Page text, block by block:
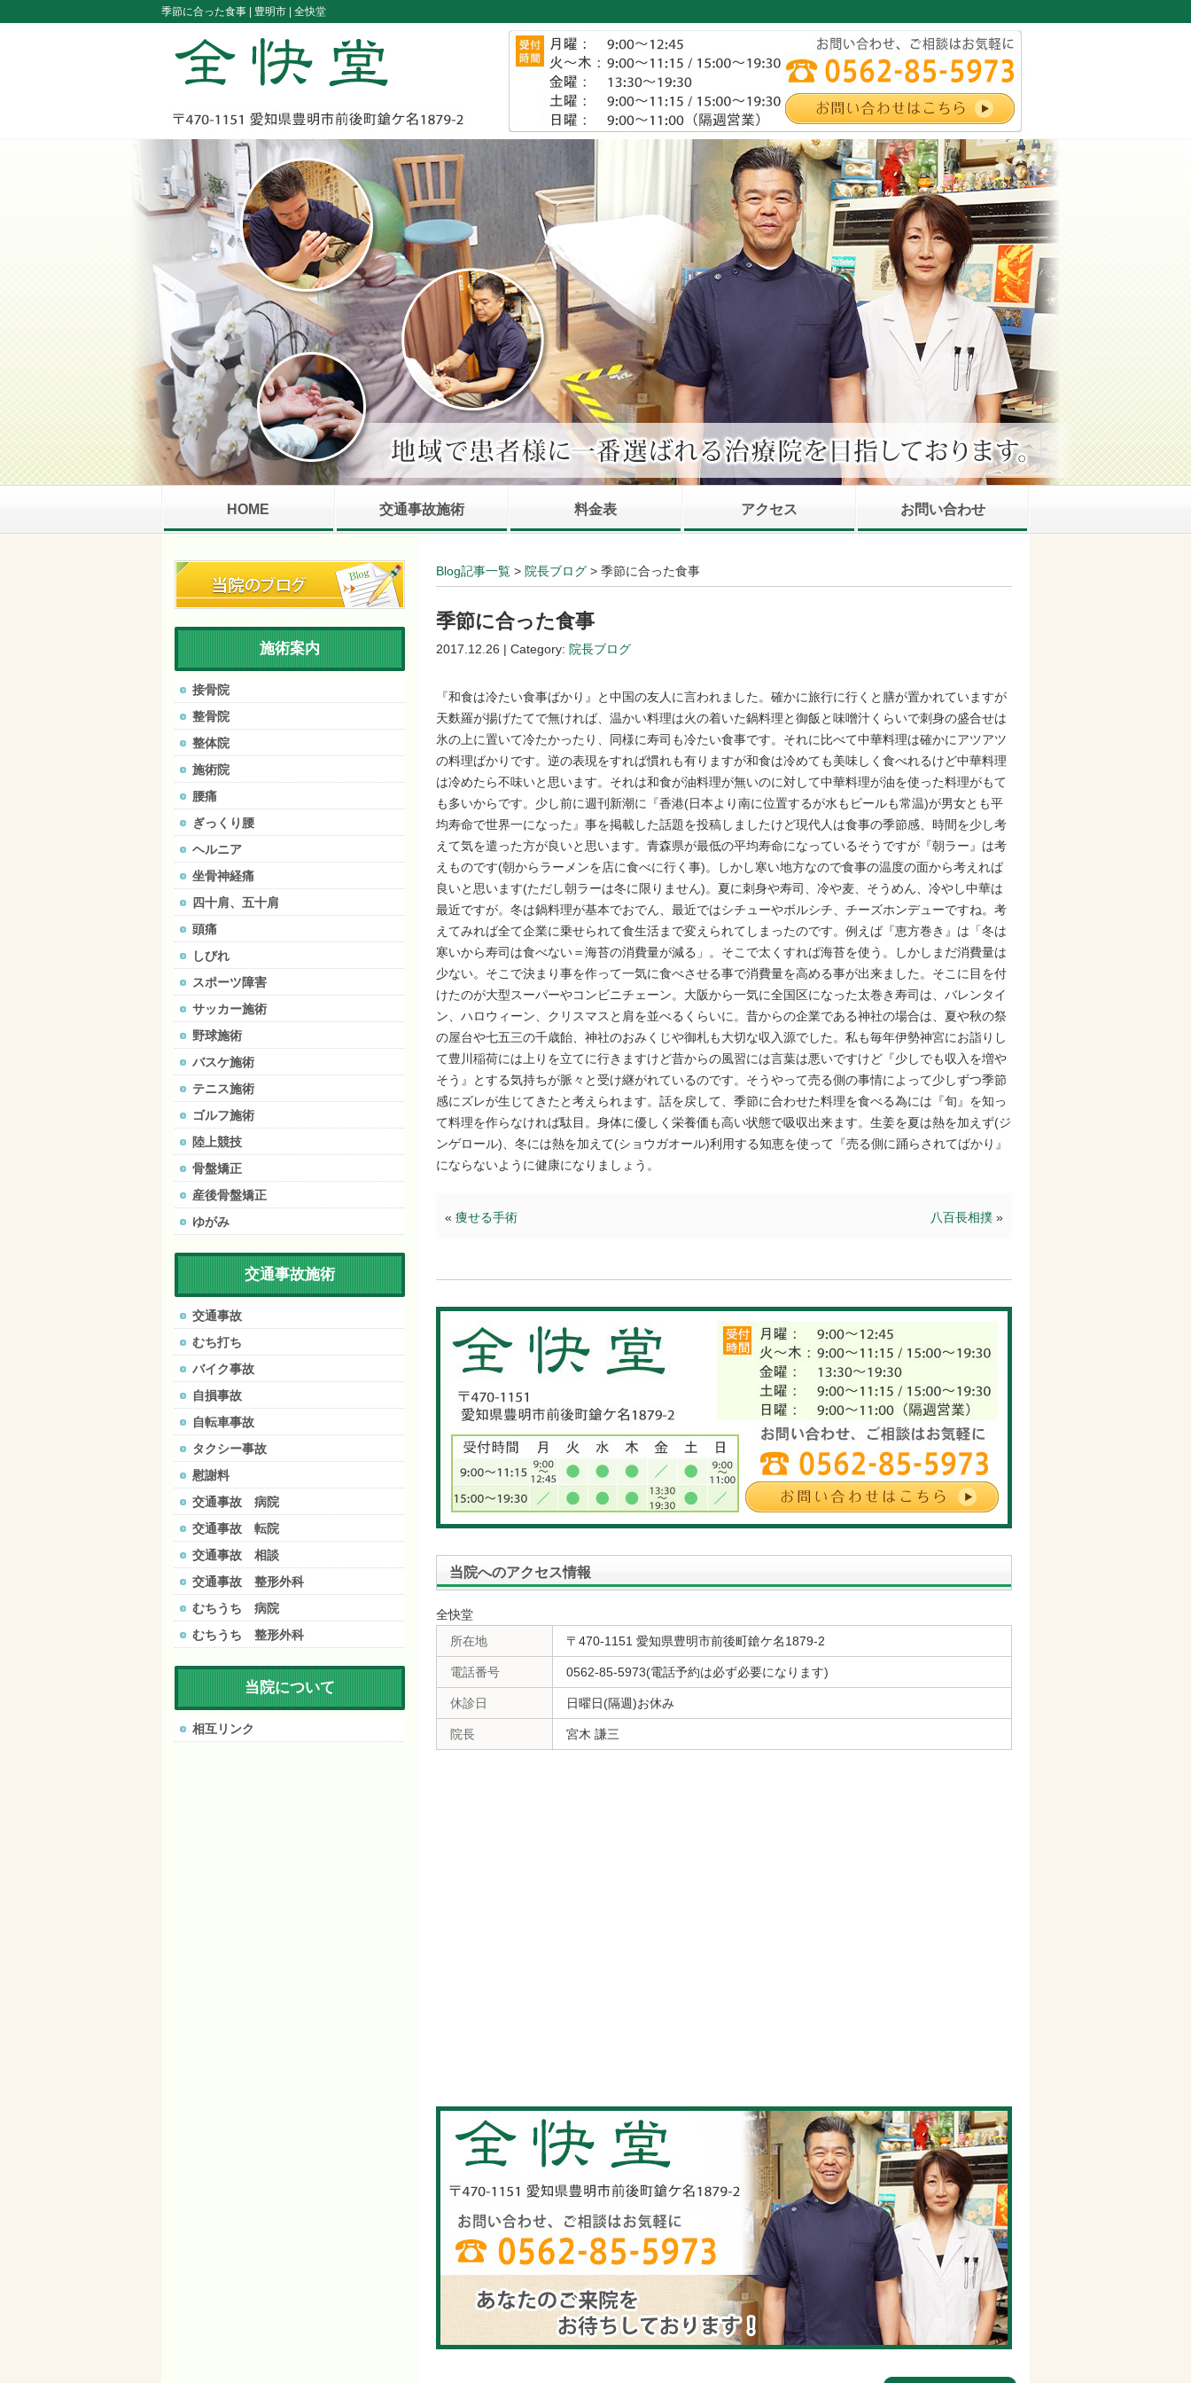
季節に合った食事 | 豊明市 | 全快堂
HOME 交通事故施術 料金表 アクセス お問い合わせ
Blog記事一覧 > 院長ブログ > 季節に合った食事
季節に合った食事
2017.12.26 | Category: 院長ブログ
『和食は冷たい食事ばかり』と中国の友人に言われました。確かに旅行に行くと膳が置かれていますが
天麩羅が揚げたてで無ければ、温かい料理は火の着いた鍋料理と御飯と味噌汁くらいで刺身の盛合せは
氷の上に置いて冷たかったり、同様に寿司も冷たい食事です。それに比べて中華料理は確かにアツアツ
の料理ばかりです。逆の表現をすれば慣れも有りますが和食は冷めても美味しく食べれるけど中華料理
は冷めたら不味いと思います。それは和食が油料理が無いのに対して中華料理が油を使った料理がもて
も多いからです。少し前に週刊新潮に『香港(日本より南に位置するが水もビールも常温)が男女とも平
均寿命で世界一になった』事を掲載した話題を投稿しましたけど現代人は食事の季節感、時間を少し考
えて気を遣った方が良いと思います。青森県が最低の平均寿命になっているそうですが『朝ラー』は考
えものです(朝からラーメンを店に食べに行く事)。しかし寒い地方なので食事の温度の面から考えれば
良いと思います(ただし朝ラーは冬に限りません)。夏に刺身や寿司、冷や麦、そうめん、冷やし中華は
最近ですが。冬は鍋料理が基本でおでん、最近ではシチューやボルシチ、チーズホンデューですね。考
えてみれば全て企業に乗せられて食生活まで変えられてしまったのです。例えば『恵方巻き』は「冬は
寒いから寿司は食べない＝海苔の消費量が減る」。そこで太くすれば海苔を使う。しかしまだ消費量は
少ない。そこで決まり事を作って一気に食べさせる事で消費量を高める事が出来ました。そこに目を付
けたのが大型スーパーやコンビニチェーン。大阪から一気に全国区になった太巻き寿司は、バレンタイ
ン、ハロウィーン、クリスマスと肩を並べるくらいに。昔からの企業である神社の場合は、夏や秋の祭
の屋台や七五三の千歳飴、神社のおみくじや御札も大切な収入源でした。私も毎年伊勢神宮にお詣りし
て豊川稲荷には上りを立てに行きますけど昔からの風習には言葉は悪いですけど『少しでも収入を増や
そう』とする気持ちが脈々と受け継がれているのです。そうやって売る側の事情によって少しずつ季節
感にズレが生じてきたと考えられます。話を戻して、季節に合わせた料理を食べる為には『旬』を知っ
て料理を作らなければ駄目。身体に優しく栄養価も高い状態で吸収出来ます。生姜を夏は熱を加えず(ジ
ンゲロール)、冬には熱を加えて(ショウガオール)利用する知恵を使って『売る側に踊らされてばかり』
にならないように健康になりましょう。
八百長相撲 »
« 痩せる手術
当院へのアクセス情報
全快堂
所在地
〒470-1151 愛知県豊明市前後町鎗ケ名1879-2
電話番号 0562-85-5973(電話予約は必ず必要になります)
休診日 日曜日(隔週)お休み
院長 宮木 謙三
施術案内
接骨院
整骨院
整体院
施術院
腰痛
ぎっくり腰
ヘルニア
坐骨神経痛
四十肩、五十肩
頭痛
しびれ
スポーツ障害
サッカー施術
野球施術
バスケ施術
テニス施術
ゴルフ施術
陸上競技
骨盤矯正
産後骨盤矯正
ゆがみ
交通事故施術
交通事故
むち打ち
バイク事故
自損事故
自転車事故
タクシー事故
慰謝料
交通事故 病院
交通事故 転院
交通事故 相談
交通事故 整形外科
むちうち 病院
むちうち 整形外科
当院について
相互リンク